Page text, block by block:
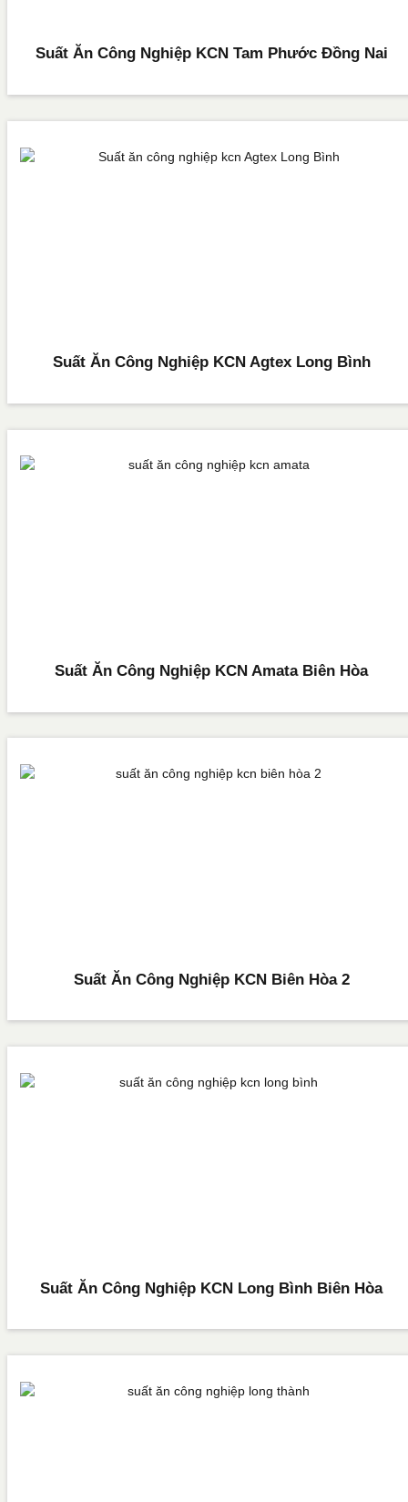
Suất Ăn Công Nghiệp KCN Tam Phước Đồng Nai
Suất Ăn Công Nghiệp KCN Agtex Long Bình
Suất Ăn Công Nghiệp KCN Amata Biên Hòa
Suất Ăn Công Nghiệp KCN Biên Hòa 2
Suất Ăn Công Nghiệp KCN Long Bình Biên Hòa